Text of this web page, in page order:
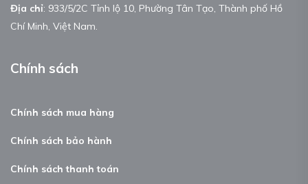
Địa chỉ: 933/5/2C Tỉnh lộ 10, Phường Tân Tạo, Thành phố Hồ
Chí Minh, Việt Nam.
Chính sách
Chính sách mua hàng
Chính sách bảo hành
Chính sách thanh toán